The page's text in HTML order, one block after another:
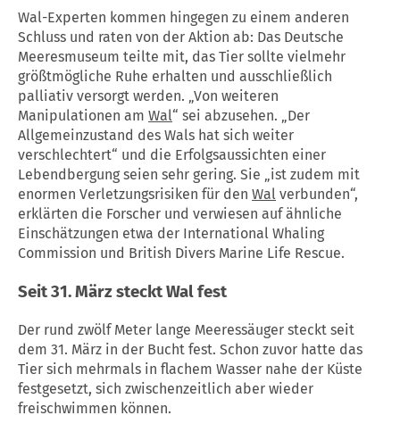
Wal-Experten kommen hingegen zu einem anderen
Schluss und raten von der Aktion ab: Das Deutsche
Meeresmuseum teilte mit, das Tier sollte vielmehr
größtmögliche Ruhe erhalten und ausschließlich
palliativ versorgt werden. „Von weiteren
Manipulationen am Wal“ sei abzusehen. „Der
Allgemeinzustand des Wals hat sich weiter
verschlechtert“ und die Erfolgsaussichten einer
Lebendbergung seien sehr gering. Sie „ist zudem mit
enormen Verletzungsrisiken für den Wal verbunden“,
erklärten die Forscher und verwiesen auf ähnliche
Einschätzungen etwa der International Whaling
Commission und British Divers Marine Life Rescue.
Seit 31. März stecktWalfest
Der rund zwölf Meter lange Meeressäuger steckt seit
dem 31. März in der Bucht fest. Schon zuvor hatte das
Tier sich mehrmals in flachem Wasser nahe der Küste
festgesetzt, sich zwischenzeitlich aber wieder
freischwimmen können.